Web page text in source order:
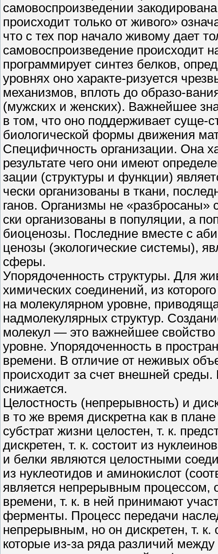
самовоспроизведении
происходит только от живого»
что с тех пор начало живому дает
самовоспроизведение происходит
программирует синтез белков,
уровнях оно характе-ризуется
механизмов, вплоть до образо-
(мужских и женских). Важнейшее
в том, что оно поддерживает суще-
биологической формы движения
Специфичность организации. Она
результате чего они имеют
зации (структуры и функции)
чески организованы в ткани,
ганов. Организмы не
ски организованы в популяции, а
биоценозы. Последние вместе с
ценозы (экологические системы),
сферы.
Упорядоченность структуры. Для
химических соединений, из
на молекулярном уровне,
надмолекулярных структур.
молекул — это важнейшее
уровне. Упорядоченность в
времени. В отличие от неживых
происходит за счет внешней
снижается.
Целостность (непрерывность) и
в то же время дискретна как в
субстрат жизни целостен, т. к.
дискретен, т. к. состоит из
и белки являются целостными
из нуклеотидов и аминокислот
является непрерывным процессом,
времени, т. к. в ней принимают
ферменты. Процесс передачи
непрерывным, но он дискретен, т. к.
которые из-за ряда различий